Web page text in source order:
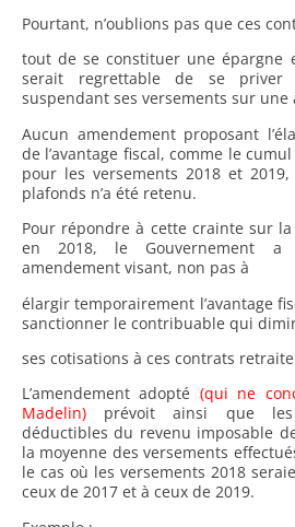
Pourtant, n’oublions pas que ces
tout de se constituer une épargne
serait regrettable de se priver
suspendant ses versements sur une
Aucun amendement proposant
de l’avantage fiscal, comme le
pour les versements 2018 et
plafonds n’a été retenu.
Pour répondre à cette crainte sur
en 2018, le Gouvernement a
amendement visant, non pas à
élargir temporairement l’avantage
sanctionner le contribuable qui
ses cotisations à ces contrats
L’amendement adopté (qui ne
Madelin) prévoit ainsi que les
déductibles du revenu imposable
la moyenne des versements
le cas où les versements 2018
ceux de 2017 et à ceux de 2019.